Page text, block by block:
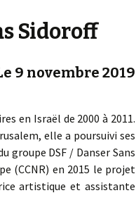
Sidoroff
9 novembre 2019
en Israël de 2000 à 2011.
elle a poursuivi ses
groupe DSF / Danser Sans
(CCNR) en 2015 le projet
artistique et assistante